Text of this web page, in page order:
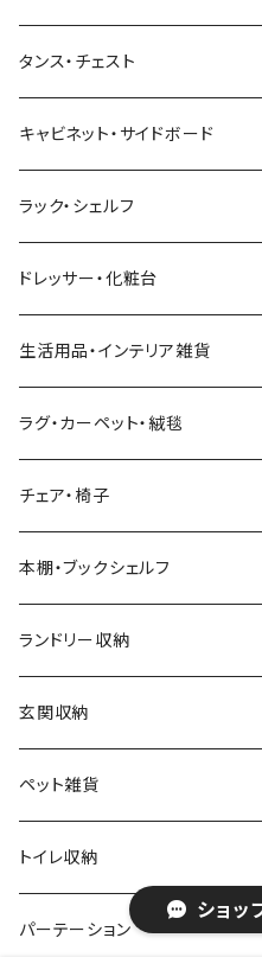
ショッ
ヴィンテージ
北欧風・ノルディック
インダストリアル
フレンチカントリー
アジアン
ボタニカル
モダン
カントリー
アンティーク
ヨーロピアン
モノトーン
ナチュラル
シンプル
幅101～120cm
こたつテーブル+布団掛敷セット
こたつテーブル+掛け布団
ネストテーブル
折りたたみテーブル
昇降式・リフティングテーブル
4人掛け以上のソファ
ソファベッド
フロアソファ・ローソファ
リクライニングソファ
カウチソファ・コーナーソファ
オットマン
電動リクライニングソファ
コーナーテレビ台
ハイタイプテレビ台・壁面収納
伸縮テレビ台
テレビスタンド
シングルベッド
マット付きベッド
収納付きベッド
ロフトベッド
ヘッドボード
マットレス
寝具
キッチンカウンター
キッチンワゴン
レンジ台
キッチンラック
キッチン雑貨
ダイニングテーブル
ダイニングテーブルセット
2人用ダイニングテーブルセット
4人用ダイニングテーブルセット
ダイニングチェア・ベンチ
ダイニングソファ
タンス・チェスト
サイドチェスト
ハイチェスト
キャビネット・サイドボード
ラック・シェルフ
オープンラック
突っ張り収納
カート
ディスプレイラック
ドレッサー・化粧台
生活用品・インテリア雑貨
ミラー・姿見
ハンガーラック・ポールハンガー
ダストボックス
ハンキングラック
プランター用品
クッション
その他
ラグ・カーペット・絨毯
チェア・椅子
スツール
カウンターチェア
デザイナーズチェア
ダイニングチェア
オフィスチェア
パーソナルチェア
本棚・ブックシェルフ
ランドリー収納
玄関収納
シューズラック・シューズボックス
傘立て
その他
ペット雑貨
トイレ収納
パーテーション